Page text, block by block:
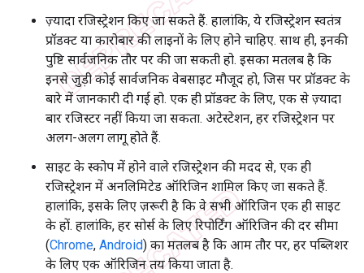
ज़्यादा रजिस्ट्रेशन किए जा सकते हैं. हालांकि, ये रजिस्ट्रेशन स्वतंत्र
प्रॉडक्ट या कारोबार की लाइनों के लिए होने चाहिए. साथ ही, इनकी
पुष्टि सार्वजनिक तौर पर की जा सकती हो. इसका मतलब है कि
इनसे जुड़ी कोई सार्वजनिक वेबसाइट मौजूद हो, जिस पर प्रॉडक्ट के
बारे में जानकारी दी गई हो. एक ही प्रॉडक्ट के लिए, एक से ज़्यादा
बार रजिस्टर नहीं किया जा सकता. अटेस्टेशन, हर रजिस्ट्रेशन पर
अलग-अलग लागू होते हैं.
साइट के स्कोप में होने वाले रजिस्ट्रेशन की मदद से, एक ही
रजिस्ट्रेशन में अनलिमिटेड ऑरिजिन शामिल किए जा सकते हैं.
हालांकि, इसके लिए ज़रूरी है कि वे सभी ऑरिजिन एक ही साइट
के हों. हालांकि, हर सोर्स के लिए रिपोर्टिंग ऑरिजिन की दर सीमा
(Chrome, Android) का मतलब है कि आम तौर पर, हर पब्लिशर
के लिए एक ऑरिजिन तय किया जाता है.